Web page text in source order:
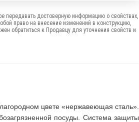
передавать достоверную информацию о свойствах,
право на внесение изменений в конструкцию,
обратиться к Продавцу для уточнения свойств и
цвете «нержавеющая сталь».
посуды. Система защиты